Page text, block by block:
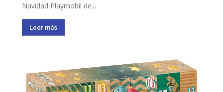
Navidad Playmobil de...
Leer más